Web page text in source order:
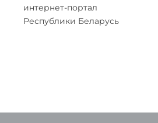
интернет-портал
Республики Беларусь